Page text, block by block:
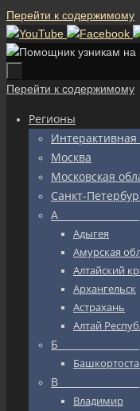
Перейти к содержимому
Перейти к содержимому
Регионы
Интерактивная
Москва
Московская
Санкт-
А_________________
Адыгея
Амурская
Алтайский
Архангельск
Астрахань
Алтай
Б_________________
В_________________
Владимир